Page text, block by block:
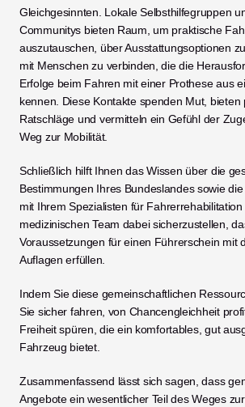
Gleichgesinnten. Lokale Selbsthilfegruppen
Communitys bieten Raum, um praktische
auszutauschen, über Ausstattungsoptionen
mit Menschen zu verbinden, die die
Erfolge beim Fahren mit einer Prothese aus
kennen. Diese Kontakte spenden Mut, bieten
Ratschläge und vermitteln ein Gefühl der
Weg zur Mobilität.
Schließlich hilft Ihnen das Wissen über die
Bestimmungen Ihres Bundeslandes sowie
mit Ihrem Spezialisten für
medizinischen Team dabei sicherzustellen,
Voraussetzungen für einen Führerschein mit
Auflagen erfüllen.
Indem Sie diese gemeinschaftlichen
Sie sicher fahren, von Chancengleichheit
Freiheit spüren, die ein komfortables, gut
Fahrzeug bietet.
Zusammenfassend lässt sich sagen, dass
Angebote ein wesentlicher Teil des Weges